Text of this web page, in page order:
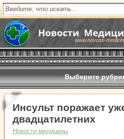
www.novosti-
Выберите
Инсульт поражает
двадцатилетних
Новости медицины